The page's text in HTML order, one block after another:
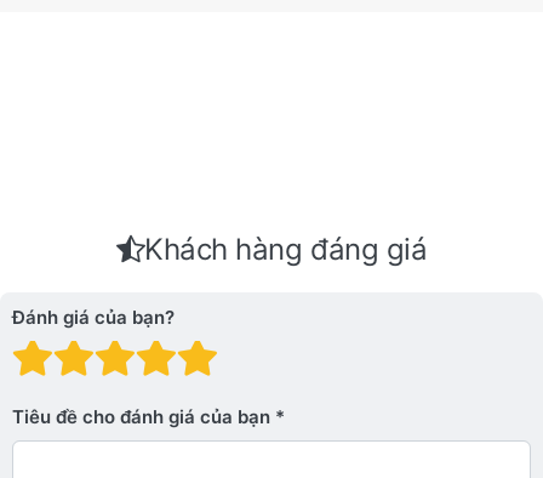
Khách hàng đáng giá
Đánh giá của bạn?
Đánh giá: 4 trên 5
Đánh giá: 3 trên 5 sao.
Đánh giá: 2 trên 5 sao.
Đánh giá: 1 trên 5 sao. Xấu
Tiêu đề cho đánh giá của bạn